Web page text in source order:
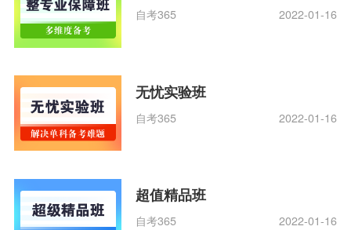
自考365 2022-01-16
无忧实验班
自考365 2022-01-16
超值精品班
自考365 2022-01-16